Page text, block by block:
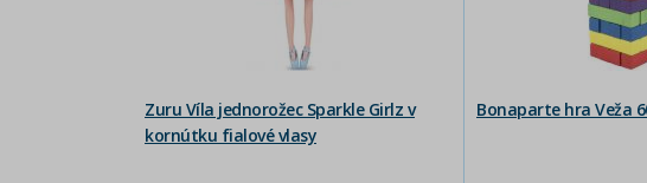
Zuru Víla jednorožec Sparkle Girlz v
kornútku fialové vlasy
Bonaparte hra Veža